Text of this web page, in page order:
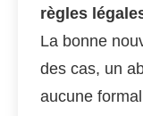
règles
La bonne
des cas, un
aucune